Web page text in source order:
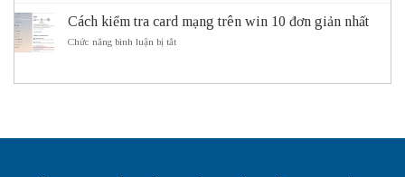
ITS
sử
dụng
Subnetting
cấu
Cách kiểm tra card mạng trên win 10 đơn giản nhất
Chức năng bình luận bị tắtở
tra